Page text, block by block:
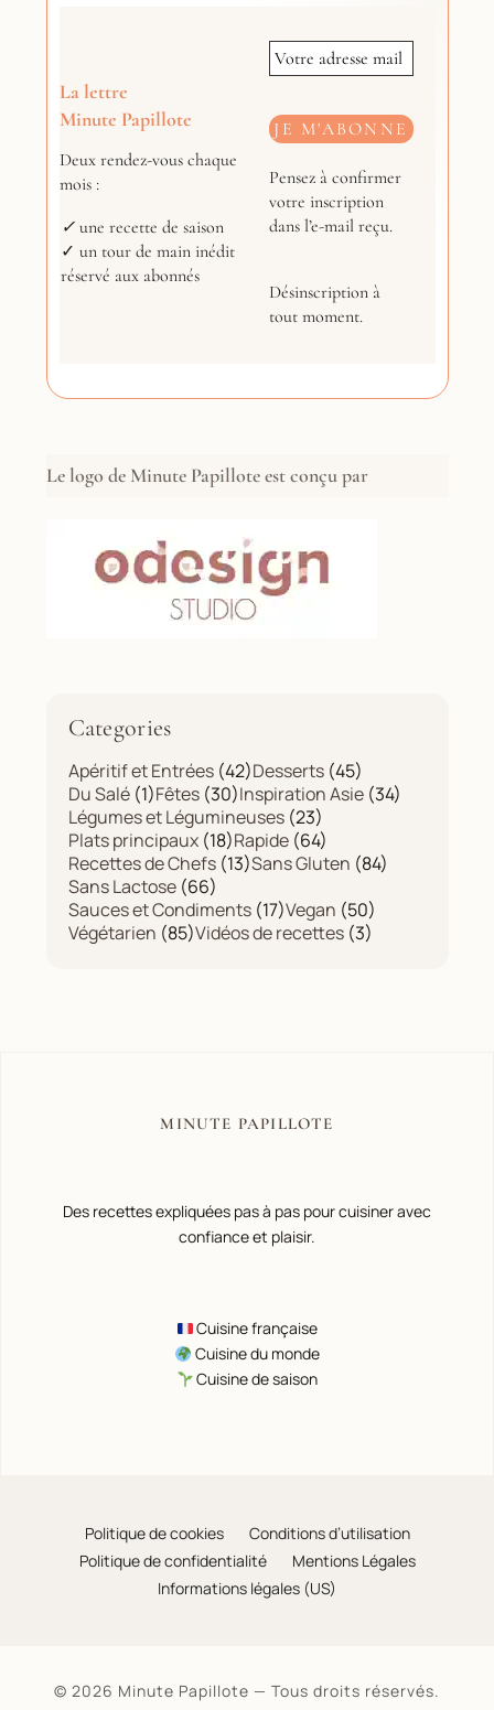
La lettre
Minute Papillote
Deux rendez-vous chaque
mois :
✓ une recette de saison
✓ un tour de main inédit
réservé aux abonnés
Pensez à confirmer
votre inscription
dans l’e-mail reçu.
Désinscription à
tout moment.
Le logo de Minute Papillote est conçu par
Categories
Apéritif et Entrées(42)Desserts(45)
Du Salé(1)Fêtes(30)Inspiration Asie(34)
Légumes et Légumineuses(23)
Plats principaux(18)Rapide(64)
Recettes de Chefs(13)Sans Gluten (84)
Sans Lactose(66)
Sauces et Condiments(17)Vegan (50)
Végétarien (85)Vidéos de recettes(3)
MINUTE PAPILLOTE
Des recettes expliquées pas à pas pour cuisiner avec
confiance et plaisir.
Cuisine française
Cuisine du monde
Cuisine de saison
Politique de cookies
Conditions d’utilisation
Politique de confidentialité
Mentions Légales
Informations légales (US)
© 2026 Minute Papillote — Tous droits réservés.